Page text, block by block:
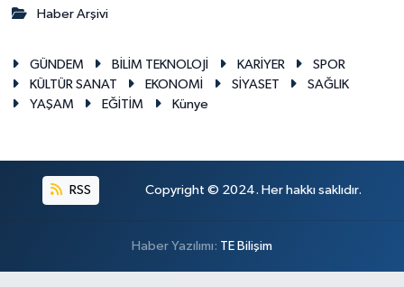
Haber Arşivi
GÜNDEM BİLİM TEKNOLOJİ KARİYER
SPOR
KÜLTÜR SANAT
EKONOMİ SİYASET
SAĞLIK
YAŞAM
EĞİTİM Künye
RSS Copyright © 2024. Her hakkı saklıdır.
Haber Yazılımı: TE Bilişim